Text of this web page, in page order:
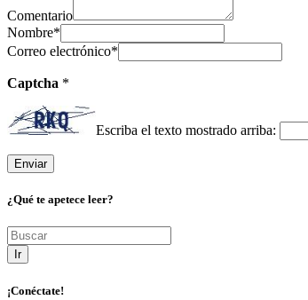
Comentario
Nombre*
Correo electrónico*
Captcha *
Escriba el texto mostrado arriba:
¿Qué te apetece leer?
Ir
¡Conéctate!